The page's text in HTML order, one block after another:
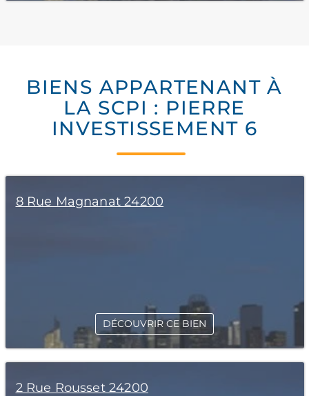
BIENS APPARTENANT À
LA SCPI : PIERRE
INVESTISSEMENT 6
8 Rue Magnanat 24200
DÉCOUVRIR CE BIEN
2 Rue Rousset 24200